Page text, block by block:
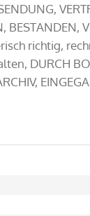
richtig,
DURCH